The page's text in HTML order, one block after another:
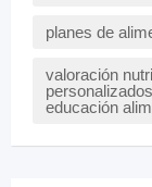
planes de
valoración
educación